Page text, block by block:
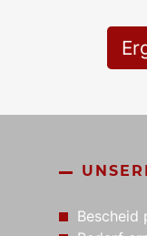
Bescheid